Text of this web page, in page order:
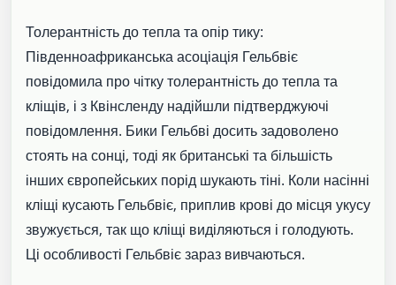
Толерантність до тепла та опір тику:
Південноафриканська асоціація Гельбвіє
повідомила про чітку толерантність до тепла та
кліщів, і з Квінсленду надійшли підтверджуючі
повідомлення. Бики Гельбві досить задоволено
стоять на сонці, тоді як британські та більшість
інших європейських порід шукають тіні. Коли насінні
кліщі кусають Гельбвіє, приплив крові до місця укусу
звужується, так що кліщі виділяються і голодують.
Ці особливості Гельбвіє зараз вивчаються.